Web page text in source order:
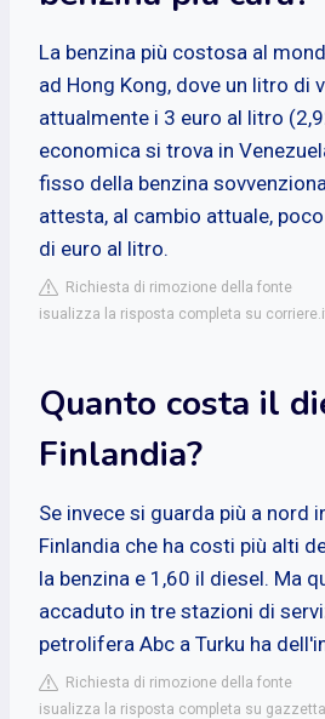
La benzina più costosa al
ad Hong Kong, dove un litro di
attualmente i 3 euro al litro
economica si trova in
fisso della benzina
attesta, al cambio attuale,
di euro al litro.
Richiesta di rimozione della fonte
isualizza la risposta completa su
Quanto costa il
Finlandia?
Se invece si guarda più a nord
Finlandia che ha costi più alti
la benzina e 1,60 il diesel. Ma
accaduto in tre stazioni di
petrolifera Abc a Turku ha
Richiesta di rimozione della fonte
isualizza la risposta completa su